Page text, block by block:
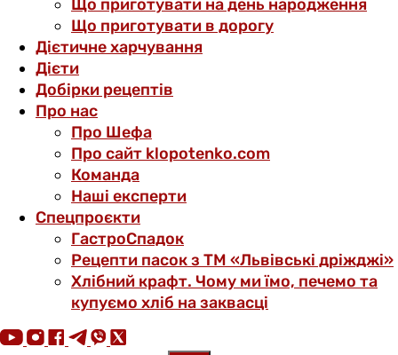
Що приготувати на день народження
Що приготувати в дорогу
Дієтичне харчування
Дієти
Добірки рецептів
Про нас
Про Шефа
Про сайт klopotenko.com
Команда
Наші експерти
Спецпроєкти
ГастроСпадок
Рецепти пасок з ТМ «Львівські дріжджі»
Хлібний крафт. Чому ми їмо, печемо та
купуємо хліб на заквасці